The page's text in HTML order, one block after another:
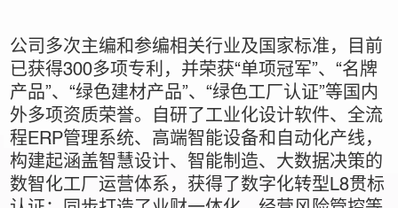
公司多次主编和参编相关行业及国家标准，目前
已获得300多项专利，并荣获“单项冠军”、“名牌
产品”、“绿色建材产品”、“绿色工厂认证”等国内
外多项资质荣誉。自研了工业化设计软件、全流
程ERP管理系统、高端智能设备和自动化产线，
构建起涵盖智慧设计、智能制造、大数据决策的
数智化工厂运营体系，获得了数字化转型L8贯标